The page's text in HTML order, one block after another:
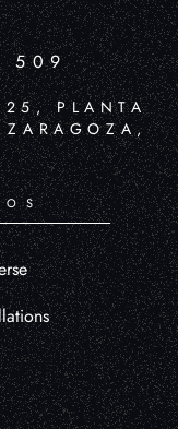
509
25, PLANTA